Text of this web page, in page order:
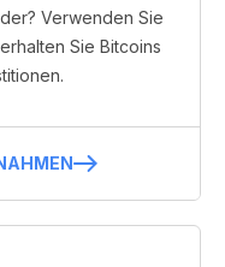
Verwenden Sie
Sie Bitcoins